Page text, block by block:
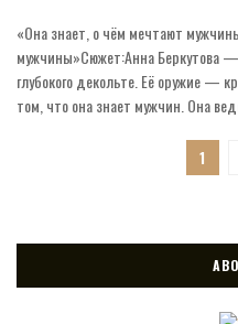
«Она знает, о чём мечтают
мужчины»Сюжет:Анна Беркутова
глубокого декольте. Её оружие —
том, что она знает мужчин. Она
1